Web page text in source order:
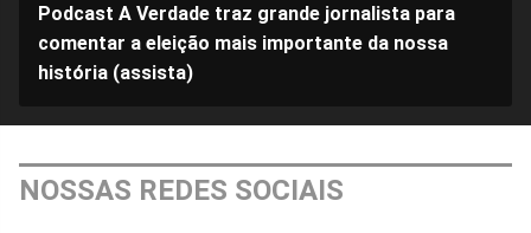
Podcast A Verdade traz grande jornalista para
comentar a eleição mais importante da nossa
história (assista)
NOSSAS REDES SOCIAIS